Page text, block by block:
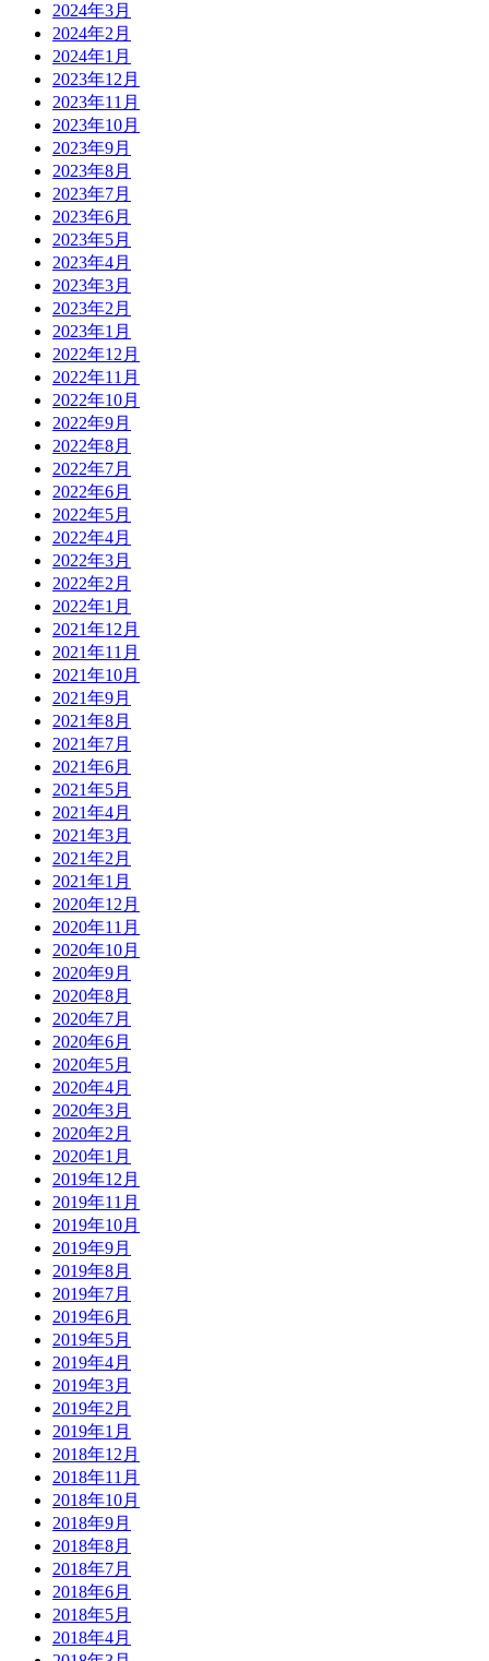
2024年3月
2024年2月
2024年1月
2023年12月
2023年11月
2023年10月
2023年9月
2023年8月
2023年7月
2023年6月
2023年5月
2023年4月
2023年3月
2023年2月
2023年1月
2022年12月
2022年11月
2022年10月
2022年9月
2022年8月
2022年7月
2022年6月
2022年5月
2022年4月
2022年3月
2022年2月
2022年1月
2021年12月
2021年11月
2021年10月
2021年9月
2021年8月
2021年7月
2021年6月
2021年5月
2021年4月
2021年3月
2021年2月
2021年1月
2020年12月
2020年11月
2020年10月
2020年9月
2020年8月
2020年7月
2020年6月
2020年5月
2020年4月
2020年3月
2020年2月
2020年1月
2019年12月
2019年11月
2019年10月
2019年9月
2019年8月
2019年7月
2019年6月
2019年5月
2019年4月
2019年3月
2019年2月
2019年1月
2018年12月
2018年11月
2018年10月
2018年9月
2018年8月
2018年7月
2018年6月
2018年5月
2018年4月